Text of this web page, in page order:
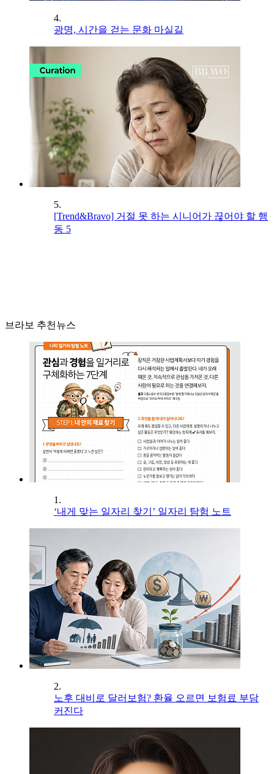
4.
광명, 시간을 걷는 문화 마실길
5.
[Trend&Bravo] 거절 못 하는 시니어가 끊어야 할 행
동 5
브라보 추천뉴스
1.
‘내게 맞는 일자리 찾기’ 일자리 탐험 노트
2.
노후 대비로 달러보험? 환율 오르면 보험료 부담
커진다